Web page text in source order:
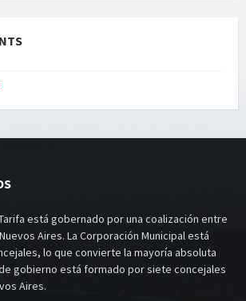
está gobernado por una coalización entre
Aires. La Corporación Municipal está
lo que convierte la mayoría absoluta
gobierno está formado por siete concejales
Aires.